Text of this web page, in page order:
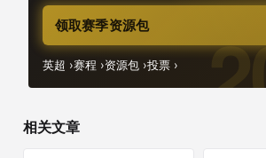
领取赛季资源包
英超 ›赛程 ›资源包 ›投票 ›
相关文章